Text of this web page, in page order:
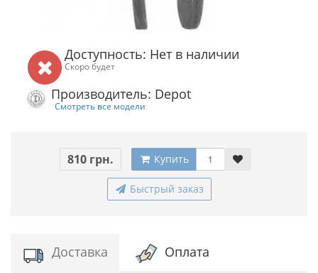
Доступность: Нет в наличии
Скоро будет
Производитель: Depot
Смотреть все модели
810 грн. Купить
Быстрый заказ
Доставка Оплата